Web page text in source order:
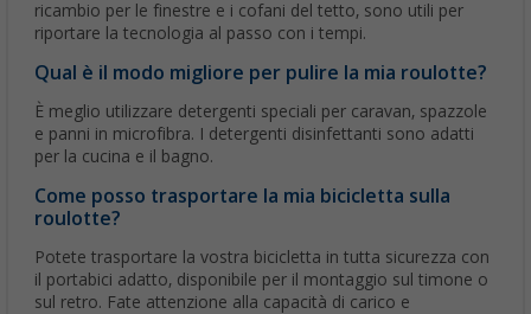
ricambio per le finestre e i cofani del tetto, sono utili per
riportare la tecnologia al passo con i tempi.
Qual è il modo migliore per pulire la mia roulotte?
È meglio utilizzare detergenti speciali per caravan, spazzole
e panni in microfibra. I detergenti disinfettanti sono adatti
per la cucina e il bagno.
Come posso trasportare la mia bicicletta sulla
roulotte?
Potete trasportare la vostra bicicletta in tutta sicurezza con
il portabici adatto, disponibile per il montaggio sul timone o
sul retro. Fate attenzione alla capacità di carico e